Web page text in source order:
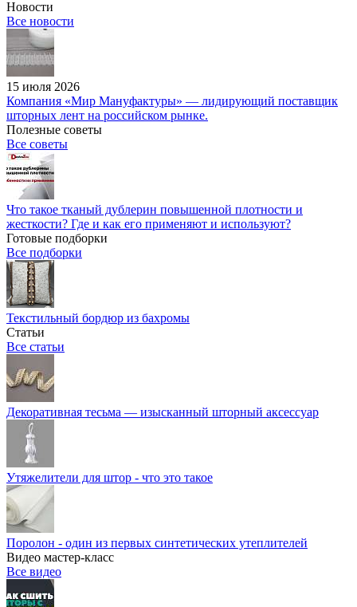
Новости
Все новости
15 июля 2026
Компания «Мир Мануфактуры» — лидирующий поставщик
шторных лент на российском рынке.
Полезные советы
Все советы
Что такое тканый дублерин повышенной плотности и
жесткости? Где и как его применяют и используют?
Готовые подборки
Все подборки
Текстильный бордюр из бахромы
Статьи
Все статьи
Декоративная тесьма — изысканный шторный аксессуар
Утяжелители для штор - что это такое
Поролон - один из первых синтетических утеплителей
Видео мастер-класс
Все видео